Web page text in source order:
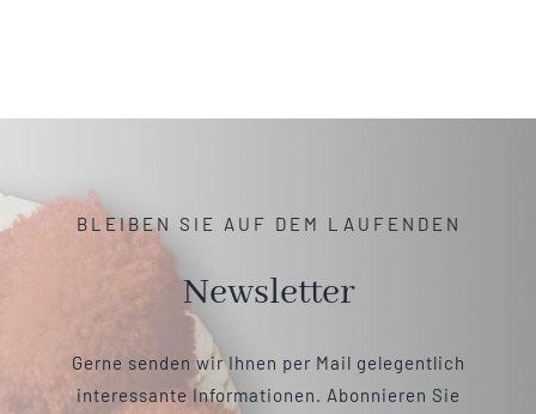
BLEIBEN SIE AUF DEM LAUFENDEN
Newsletter
Gerne senden wir Ihnen per Mail gelegentlich
interessante Informationen. Abonnieren Sie